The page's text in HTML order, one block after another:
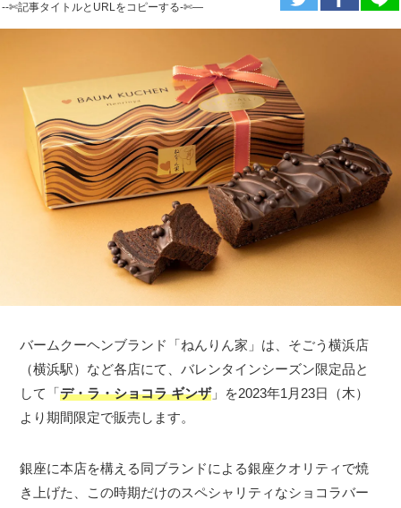
--✄記事タイトルとURLをコピーする-✄—
バームクーヘンブランド「ねんりん家」は、そごう横浜店
（横浜駅）など各店にて、バレンタインシーズン限定品と
して「デ・ラ・ショコラ ギンザ」を2023年1月23日（木）
より期間限定で販売します。
銀座に本店を構える同ブランドによる銀座クオリティで焼
き上げた、この時期だけのスペシャリティなショコラバー